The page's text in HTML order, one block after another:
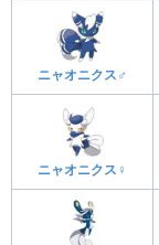
ニャオニクス♂
ニャオニクス♀